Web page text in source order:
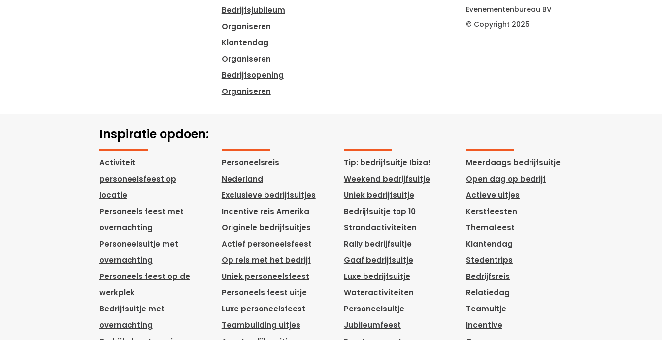
Bedrijfsjubileum
Organiseren
Klantendag
Organiseren
Bedrijfsopening
Organiseren
Evenementenbureau BV
© Copyright 2025
Inspiratie opdoen:
Activiteit
personeelsfeest op
locatie
Personeels feest met
overnachting
Personeelsuitje met
overnachting
Personeels feest op de
werkplek
Bedrijfsuitje met
overnachting
Personeelsreis
Nederland
Exclusieve bedrijfsuitjes
Incentive reis Amerika
Originele bedrijfsuitjes
Actief personeelsfeest
Op reis met het bedrijf
Uniek personeelsfeest
Personeels feest uitje
Luxe personeelsfeest
Teambuilding uitjes
Tip: bedrijfsuitje Ibiza!
Weekend bedrijfsuitje
Uniek bedrijfsuitje
Bedrijfsuitje top 10
Strandactiviteiten
Rally bedrijfsuitje
Gaaf bedrijfsuitje
Luxe bedrijfsuitje
Wateractiviteiten
Personeelsuitje
Jubileumfeest
Meerdaags bedrijfsuitje
Open dag op bedrijf
Actieve uitjes
Kerstfeesten
Themafeest
Klantendag
Stedentrips
Bedrijfsreis
Relatiedag
Teamuitje
Incentive